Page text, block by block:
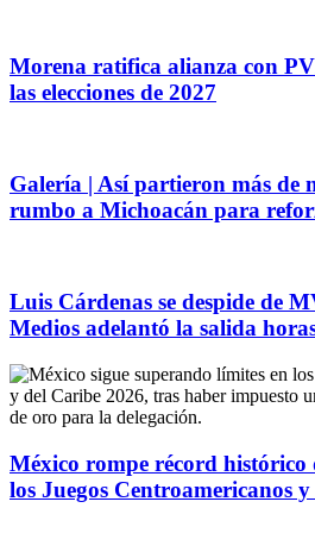
Morena ratifica alianza con
las elecciones de 2027
Galería | Así partieron más de
rumbo a Michoacán para
Luis Cárdenas se despide de
Medios adelantó la salida
México rompe récord histórico
los Juegos Centroamericanos